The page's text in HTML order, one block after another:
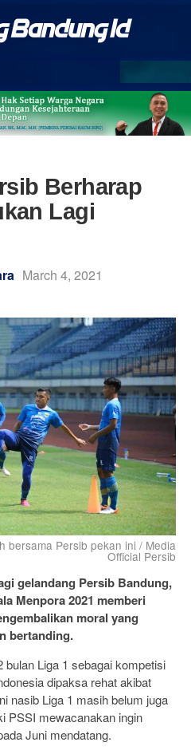
Berharap
Lagi
March 4, 2021
bersama Persib pekan ini / Media
Official Persib
gelandang Persib Bandung,
Menpora 2021 memberi
moral yang
bertanding.
bulan Liga 1 sebagai kompetisi
dipaksa rehat akibat
nasib Liga 1 masih belum juga
PSSI mewacanakan ingin
Juni mendatang.